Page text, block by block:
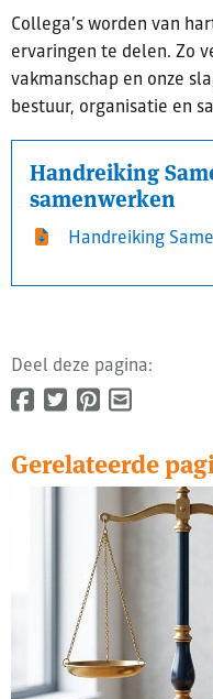
Collega’s worden van
ervaringen te delen. Zo
vakmanschap en onze
bestuur, organisatie en
Handreiking
samenwerken
Handreiking
Deel deze pagina:
Gerelateerde